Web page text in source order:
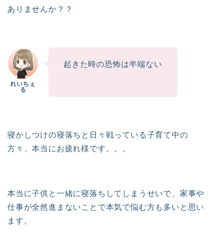
ありませんか？？
起きた時の恐怖は半端ない
寝かしつけの寝落ちと日々戦っている子育て中の
方々、本当にお疲れ様です。。。
本当に子供と一緒に寝落ちしてしまうせいで、家事や
仕事が全然進まないことで本気で悩む方も多いと思い
ます。